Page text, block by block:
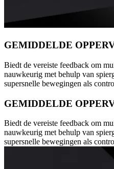
GEMIDDELDE
Biedt de vereiste feedback om
nauwkeurig met behulp van
supersnelle bewegingen als
GEMIDDELDE
Biedt de vereiste feedback om
nauwkeurig met behulp van
supersnelle bewegingen als